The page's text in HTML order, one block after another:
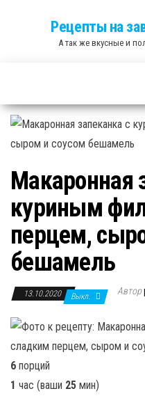
Рецепты на
А так же вкусные и
Макаронная
куриным
перцем,
бешамель
13.10.2020 Выкл. Автор
6 порций
1 час (ваши 25 мин)